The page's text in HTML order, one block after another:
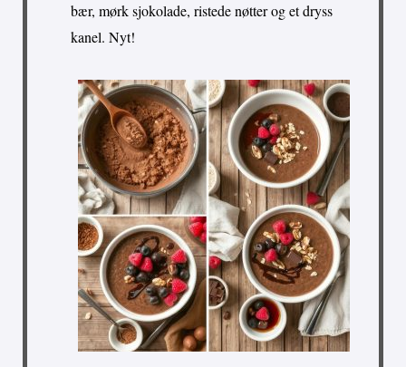
bær, mørk sjokolade, ristede nøtter og et dryss
kanel. Nyt!